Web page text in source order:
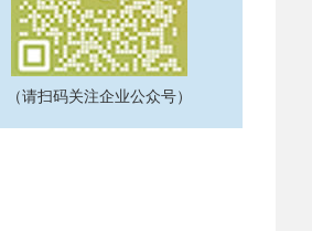
（请扫码关注企业公众号）